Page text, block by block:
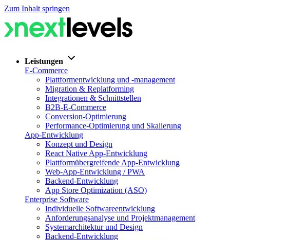
Zum Inhalt springen
Leistungen
E-Commerce
Plattformentwicklung und -management
Migration & Replatforming
Integrationen & Schnittstellen
B2B-E-Commerce
Conversion-Optimierung
Performance-Optimierung und Skalierung
App-Entwicklung
Konzept und Design
React Native App-Entwicklung
Plattformübergreifende App-Entwicklung
Web-App-Entwicklung / PWA
Backend-Entwicklung
App Store Optimization (ASO)
Enterprise Software
Individuelle Softwareentwicklung
Anforderungsanalyse und Projektmanagement
Systemarchitektur und Design
Backend-Entwicklung